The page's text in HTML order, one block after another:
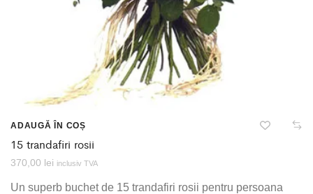
ADAUGĂ ÎN COȘ
15 trandafiri rosii
370,00 lei inclusiv TVA
Un superb buchet de 15 trandafiri rosii pentru persoana